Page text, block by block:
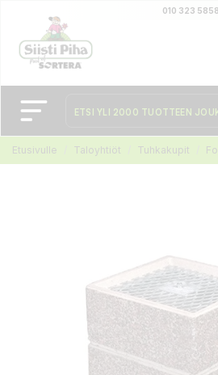
010 323 5858
Etusivulle Taloyhtiöt Tuhkakupit